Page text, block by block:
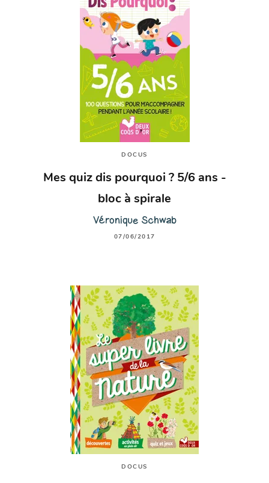
DOCUS
Mes quiz dis pourquoi ? 5/6 ans -
bloc à spirale
Véronique Schwab
07/06/2017
DOCUS